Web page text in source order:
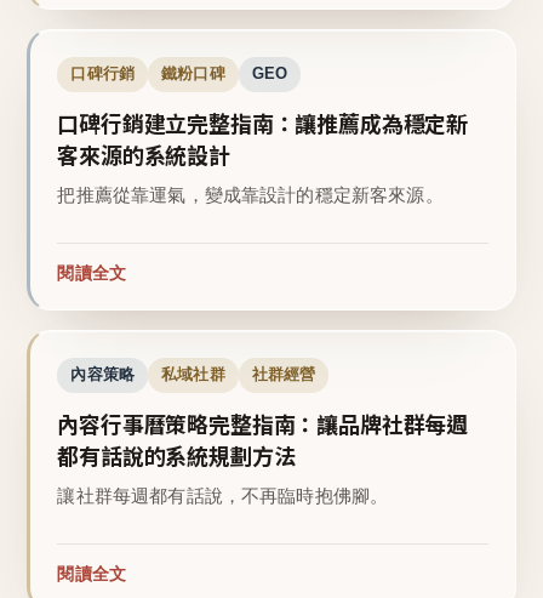
口碑行銷 鐵粉口碑 GEO
口碑行銷建立完整指南：讓推薦成為穩定新
客來源的系統設計
把推薦從靠運氣，變成靠設計的穩定新客來源。
閱讀全文
內容策略 私域社群 社群經營
內容行事曆策略完整指南：讓品牌社群每週
都有話說的系統規劃方法
讓社群每週都有話說，不再臨時抱佛腳。
閱讀全文